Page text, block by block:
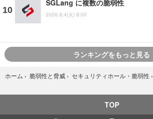
SGLang に複数の脆弱性
2026.8.4(火) 8:00
ランキングをもっと見る
ホーム › 脆弱性と脅威 › セキュリティホール・脆弱性 ›
TOP